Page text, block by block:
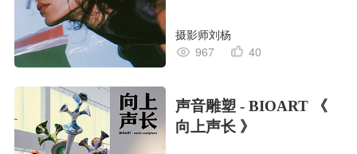
摄影师刘杨
967
40
声音雕塑 - BIOART 《
向上声长 》